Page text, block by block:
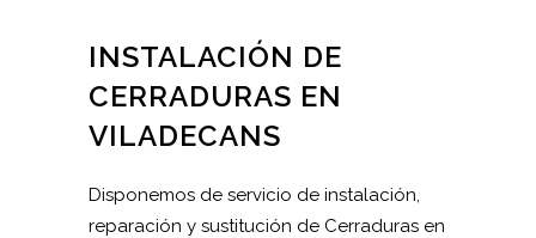
INSTALACIÓN DE
CERRADURAS EN
VILADECANS
Disponemos de servicio de instalación,
reparación y sustitución de Cerraduras en